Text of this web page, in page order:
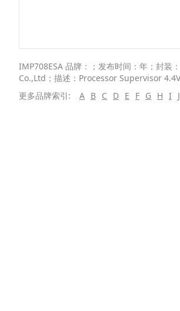
IMP708ESA 品牌：；发布时间：年；封
Co.,Ltd；描述：Processor Supervisor
更多品牌索引:
A B C D E F G H I J